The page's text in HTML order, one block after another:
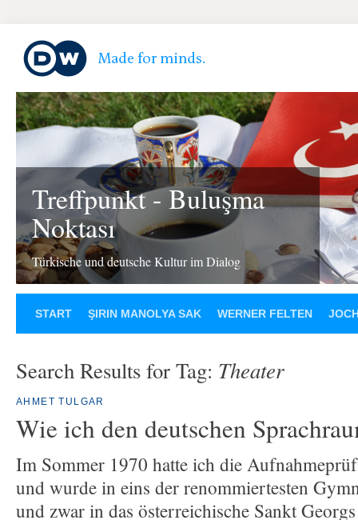
Treffpunkt - Buluşma
Noktası
Türkische und deutsche Kultur im Dialog
START ŞIRIN MANOLYA SAK WERNER FELTEN
Search Results for Tag: Theater
AHMET TULGAR
Wie ich den deutschen
Im Sommer 1970 hatte ich die
und wurde in eins der renommiertesten
und zwar in das österreichische Sankt